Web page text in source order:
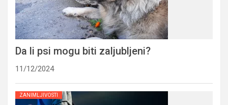
Da li psi mogu biti zaljubljeni?
11/12/2024
ZANIMLJIVOSTI